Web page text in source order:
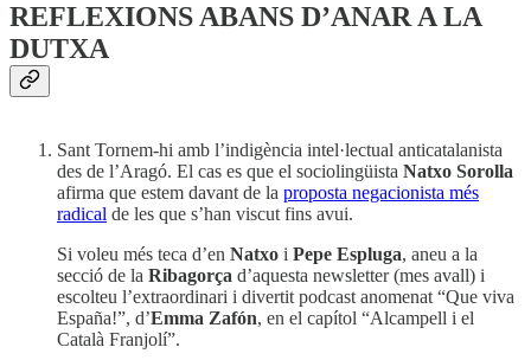
REFLEXIONS ABANS D’ANAR A LA
DUTXA
Sant Tornem-hi amb l’indigència intel·lectual anticatalanista
des de l’Aragó. El cas es que el sociolingüista Natxo Sorolla
afirma que estem davant de la proposta negacionista més
radical de les que s’han viscut fins avui.
Si voleu més teca d’en Natxo i Pepe Espluga, aneu a la
secció de la Ribagorça d’aquesta newsletter (mes avall) i
escolteu l’extraordinari i divertit podcast anomenat “Que viva
España!”, d’Emma Zafón, en el capítol “Alcampell i el
Català Franjolí”.